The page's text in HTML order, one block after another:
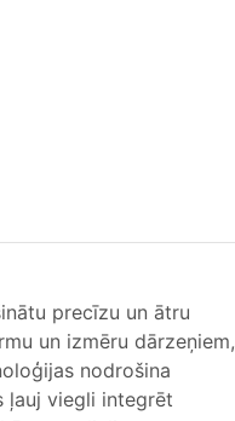
precīzu un ātru
un izmēru dārzeņiem,
nodrošina
ļauj viegli integrēt